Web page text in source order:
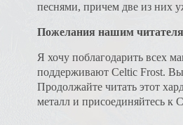
песнями, причем две из них
Пожелания нашим
Я хочу поблагодарить всех
поддерживают Celtic Frost.
Продолжайте читать этот
металл и присоединяйтесь к